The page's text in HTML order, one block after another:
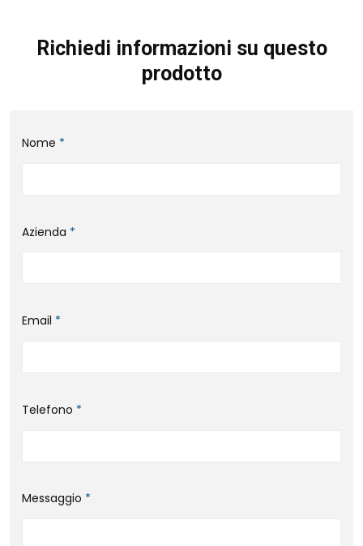
Richiedi informazioni su questo
prodotto
Nome *
Azienda *
Email *
Telefono *
Messaggio *